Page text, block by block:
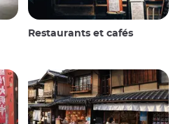
Restaurants et cafés